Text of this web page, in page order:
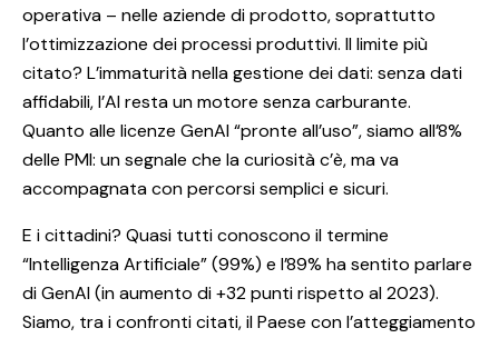
operativa – nelle aziende di prodotto, soprattutto
l’ottimizzazione dei processi produttivi. Il limite più
citato? L’immaturità nella gestione dei dati: senza dati
affidabili, l’AI resta un motore senza carburante.
Quanto alle licenze GenAI “pronte all’uso”, siamo all’8%
delle PMI: un segnale che la curiosità c’è, ma va
accompagnata con percorsi semplici e sicuri.
E i cittadini? Quasi tutti conoscono il termine
“Intelligenza Artificiale” (99%) e l’89% ha sentito parlare
di GenAI (in aumento di +32 punti rispetto al 2023).
Siamo, tra i confronti citati, il Paese con l’atteggiamento